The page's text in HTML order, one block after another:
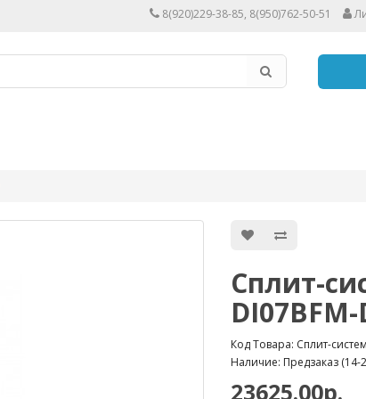
8(920)229-38-85, 8(950)762-50-51
Сплит-
Код Товара: Сплит-
Наличие: Предзаказ (14-
23625.00р.